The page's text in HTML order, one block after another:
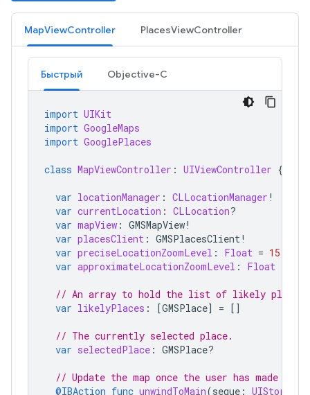
MapViewController PlacesViewController
Быстрый Objective-C
import UIKit
import GoogleMaps
import GooglePlaces
class MapViewController : UIViewController {
var locationManager : CLLocationManager !
var currentLocation : CLLocation?
var mapView : GMSMapView!
var placesClient : GMSPlacesClient!
var preciseLocationZoomLevel : Float = 15.0
var approximateLocationZoomLevel : Float
// An array to hold the list of likely places.
var likelyPlaces : [GMSPlace] = []
// The currently selected place.
var selectedPlace : GMSPlace?
// Update the map once the user has made
@IBAction func unwindToMain(segue :